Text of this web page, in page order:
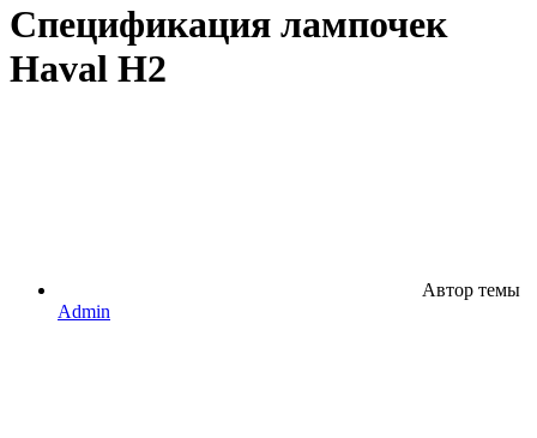
Спецификация лампочек
Haval H2
Автор темы
Admin